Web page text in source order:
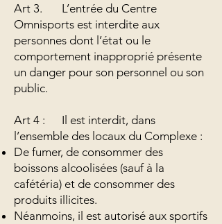
Art 3. L’entrée du Centre
Omnisports est interdite aux
personnes dont l’état ou le
comportement inapproprié présente
un danger pour son personnel ou son
public.
Art 4 : Il est interdit, dans
l’ensemble des locaux du Complexe :
De fumer, de consommer des
boissons alcoolisées (sauf à la
cafétéria) et de consommer des
produits illicites.
Néanmoins, il est autorisé aux sportifs